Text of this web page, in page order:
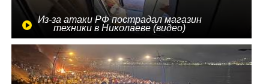
Из-за атаки РФ пострадал магазин
техники в Николаеве (видео)